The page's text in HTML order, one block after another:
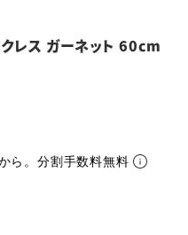
レス ガーネット 60cm
ら。分割手数料無料